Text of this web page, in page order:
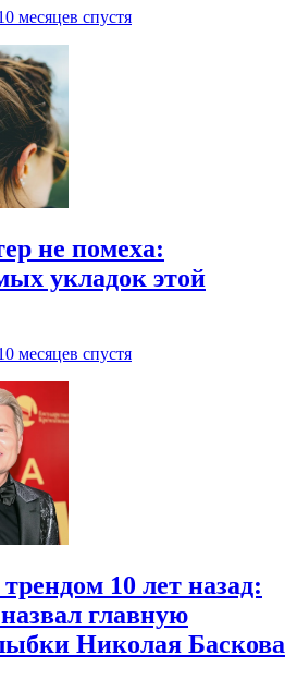
месяцев спустя
не помеха:
укладок этой
месяцев спустя
10 лет назад:
главную
Николая Баскова